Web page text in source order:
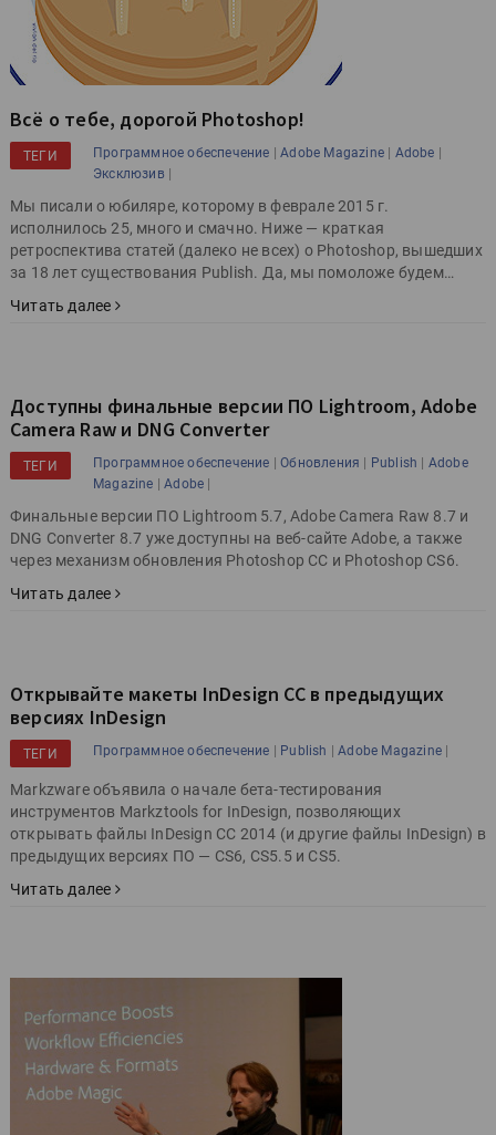
Всё о тебе, дорогой Photoshop!
ТЕГИ Программное обеспечение |Adobe Magazine | Adobe |
Эксклюзив |
Мы писали о юбиляре, которому в феврале 2015 г.
исполнилось 25, много и смачно. Ниже — краткая
ретроспектива статей (далеко не всех) о Photoshop, вышедших
за 18 лет существования Publish. Да, мы помоложе будем…
Читать далее
Доступны финальные версии ПО Lightroom, Adobe
Camera Raw и DNG Converter
ТЕГИ Программное обеспечение |Обновления | Publish | Adobe
Magazine |Adobe |
Финальные версии ПО Lightroom 5.7, Adobe Camera Raw 8.7 и
DNG Converter 8.7 уже доступны на веб-сайте Adobe, а также
через механизм обновления Photoshop CC и Photoshop CS6.
Читать далее
Открывайте макеты InDesign CC в предыдущих
версиях InDesign
ТЕГИ Программное обеспечение | Publish |Adobe Magazine |
Markzware объявила о начале бета-тестирования
инструментов Markztools for InDesign, позволяющих
открывать файлы InDesign CC 2014 (и другие файлы InDesign) в
предыдущих версиях ПО — CS6, CS5.5 и CS5.
Читать далее